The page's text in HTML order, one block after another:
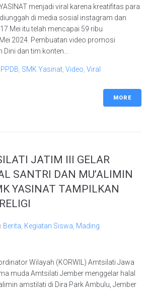
menjadi viral karena kreatifitas para
di media sosial instagram dan
Mei itu telah mencapai 59 ribu
2024. Pembuatan video promosi
dan tim konten...
PPDB SMK Yasinat Video Viral
MORE
JATIM III GELAR
SANTRI DAN MU’ALIMIN
YASINAT TAMPILKAN
Berita Kegiatan Siswa Mading
Wilayah (KORWIL) Amtsilati Jawa
muda Amtsilati Jember menggelar halal
amstilati di Dira Park Ambulu, Jember